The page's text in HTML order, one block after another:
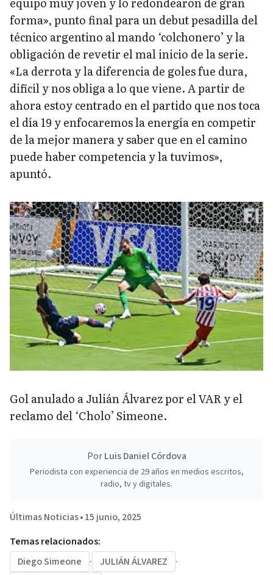
forma», punto final para un debut pesadilla del
técnico argentino al mando ‘colchonero’ y la
obligación de revetir el mal inicio de la serie.
«La derrota y la diferencia de goles fue dura,
difícil y nos obliga a lo que viene. A partir de
ahora estoy centrado en el partido que nos toca
el día 19 y enfocaremos la energía en competir
de la mejor manera y saber que en el camino
puede haber competencia y la tuvimos»,
apuntó.
Gol anulado a Julián Álvarez por el VAR y el
reclamo del ‘Cholo’ Simeone.
PorLuis Daniel Córdova
Periodista con experiencia de 29 años en medios escritos,
radio, tv y digitales.
Últimas Noticias•15 junio, 2025
Temas relacionados:
Diego Simeone
· JULIÁN ÁLVAREZ
·